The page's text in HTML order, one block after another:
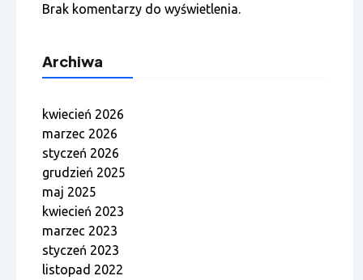
Brak komentarzy do wyświetlenia.
Archiwa
kwiecień 2026
marzec 2026
styczeń 2026
grudzień 2025
maj 2025
kwiecień 2023
marzec 2023
styczeń 2023
listopad 2022